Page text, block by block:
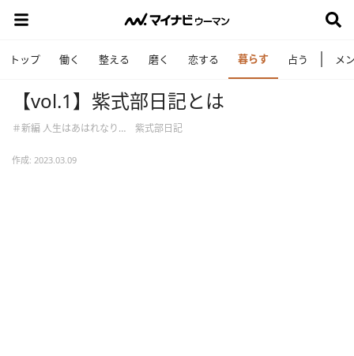
トップ 働く 整える 磨く 恋する 暮らす 占う メ
【vol.1】紫式部日記とは
＃新編 人生はあはれなり… 紫式部日記
作成: 2023.03.09